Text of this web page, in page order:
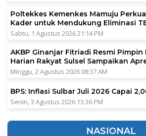
Poltekkes Kemenkes Mamuju
Kader untuk Mendukung Eliminasi
Sabtu, 1 Agustus 2026 21:14 PM
AKBP Ginanjar Fitriadi Resmi Pimpin
Harian Rakyat Sulsel Sampaikan
Minggu, 2 Agustus 2026 08:37 AM
BPS: Inflasi Sulbar Juli 2026 Capai
Senin, 3 Agustus 2026 13:36 PM
NASIONAL